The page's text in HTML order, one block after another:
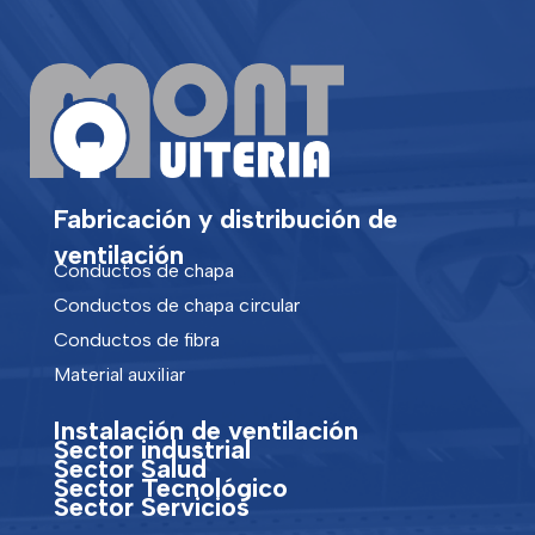
Fabricación y distribución de
ventilación
Conductos de chapa
Conductos de chapa circular
Conductos de fibra
Material auxiliar
Instalación de ventilación
Sector industrial
Sector Salud
Sector Tecnológico
Sector Servicios